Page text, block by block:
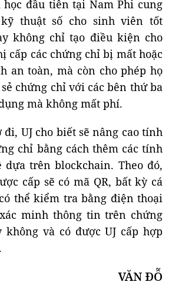
đầu tiên tại Nam Phi cung
thuật số cho sinh viên tốt
không chỉ tạo điều kiện cho
cấp các chứng chỉ bị mất hoặc
an toàn, mà còn cho phép họ
chứng chỉ với các bên thứ ba
mà không mất phí.
UJ cho biết sẽ nâng cao tính
chỉ bằng cách thêm các tính
dựa trên blockchain. Theo đó,
cấp sẽ có mã QR, bất kỳ cá
thể kiểm tra bằng điện thoại
minh thông tin trên chứng
không và có được UJ cấp hợp
VĂN ĐỖ